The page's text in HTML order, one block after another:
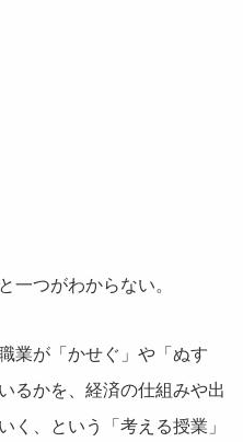
一つがわからない。
業が「かせぐ」や「ぬす
るかを、経済の仕組みや出
く、という「考える授業」